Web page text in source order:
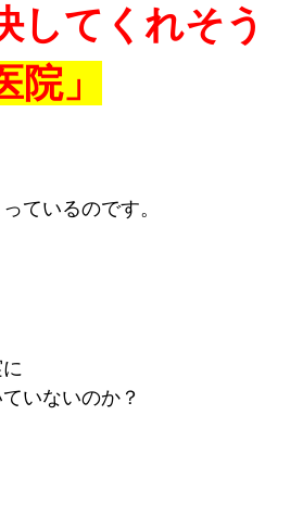
してくれそう
院」
ているのです。
いないのか？